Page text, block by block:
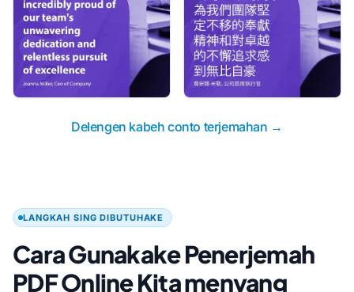
Delengen kabeh conto terjemahan →
LANGKAH SING DIBUTUHAKE
Cara Gunakake Penerjemah
PDF Online Kita menyang